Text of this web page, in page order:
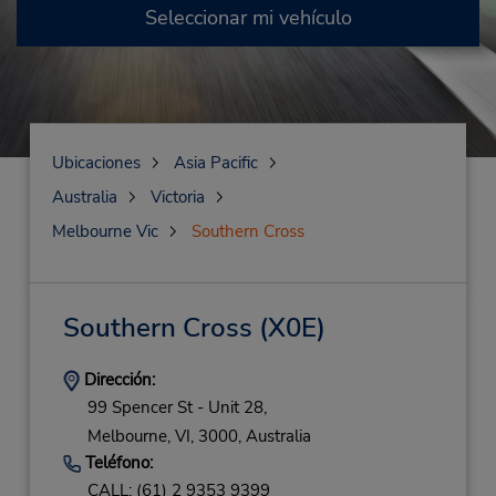
Seleccionar mi vehículo
Ubicaciones
Asia Pacific
Australia
Victoria
Melbourne Vic
Southern Cross
Southern Cross (X0E)
Dirección:
99 Spencer St - Unit 28,
Melbourne, VI, 3000, Australia
Teléfono:
CALL: (61) 2 9353 9399